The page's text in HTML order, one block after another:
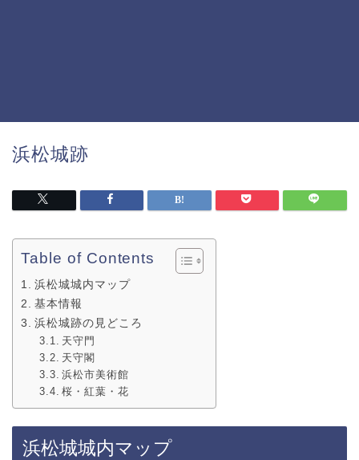
浜松城跡
Table of Contents
浜松城城内マップ
基本情報
浜松城跡の見どころ
天守門
天守閣
浜松市美術館
桜・紅葉・花
浜松城城内マップ